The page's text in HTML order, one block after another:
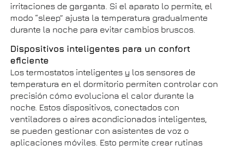
irritaciones de garganta. Si el aparato lo permite, el
modo “sleep” ajusta la temperatura gradualmente
durante la noche para evitar cambios bruscos.
Dispositivos inteligentes para un confort
eficiente
Los termostatos inteligentes y los sensores de
temperatura en el dormitorio permiten controlar con
precisión cómo evoluciona el calor durante la
noche. Estos dispositivos, conectados con
ventiladores o aires acondicionados inteligentes,
se pueden gestionar con asistentes de voz o
aplicaciones móviles. Esto permite crear rutinas